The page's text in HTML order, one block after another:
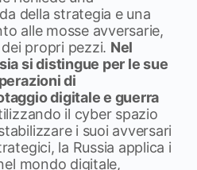
della strategia e una
alle mosse avversarie,
propri pezzi. Nel
si distingue per le sue
di
digitale e guerra
il cyber spazio
i suoi avversari
la Russia applica i
mondo digitale,